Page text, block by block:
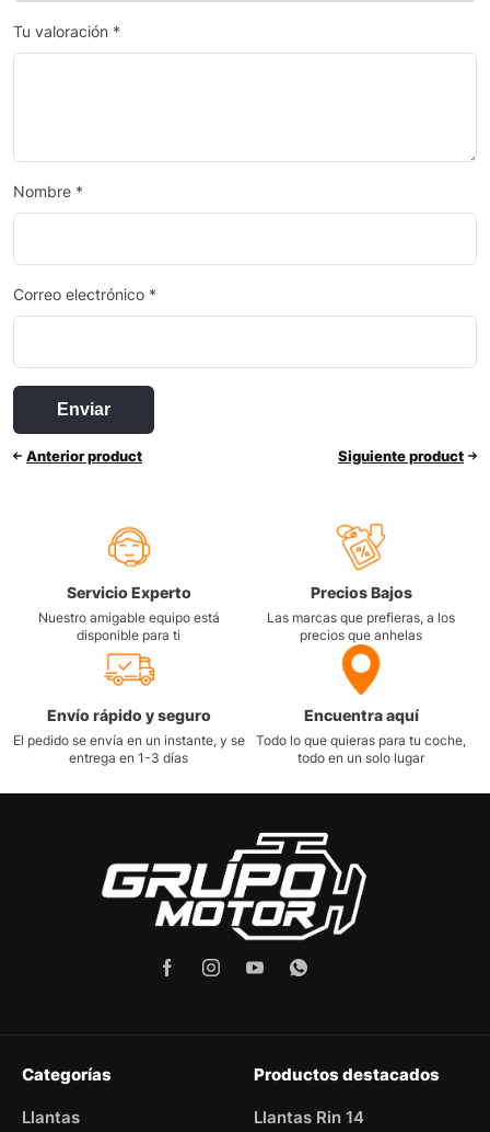
Tu valoración *
Nombre *
Correo electrónico *
Anterior product Siguiente product
Servicio Experto
Nuestro amigable equipo está
disponible para ti
Precios Bajos
Las marcas que prefieras, a los
precios que anhelas
Envío rápido y seguro
El pedido se envía en un instante, y se
entrega en 1-3 días
Encuentra aquí
Todo lo que quieras para tu coche,
todo en un solo lugar
Categorías
Llantas
Productos destacados
Llantas Rin 14